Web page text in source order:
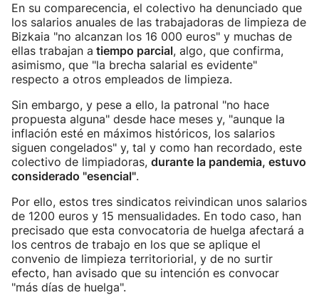
En su comparecencia, el colectivo ha denunciado que
los salarios anuales de las trabajadoras de limpieza de
Bizkaia "no alcanzan los 16 000 euros" y muchas de
ellas trabajan a tiempo parcial, algo, que confirma,
asimismo, que "la brecha salarial es evidente"
respecto a otros empleados de limpieza.
Sin embargo, y pese a ello, la patronal "no hace
propuesta alguna" desde hace meses y, "aunque la
inflación esté en máximos históricos, los salarios
siguen congelados" y, tal y como han recordado, este
colectivo de limpiadoras, durante la pandemia, estuvo
considerado "esencial".
Por ello, estos tres sindicatos reivindican unos salarios
de 1200 euros y 15 mensualidades. En todo caso, han
precisado que esta convocatoria de huelga afectará a
los centros de trabajo en los que se aplique el
convenio de limpieza territoriorial, y de no surtir
efecto, han avisado que su intención es convocar
"más días de huelga".